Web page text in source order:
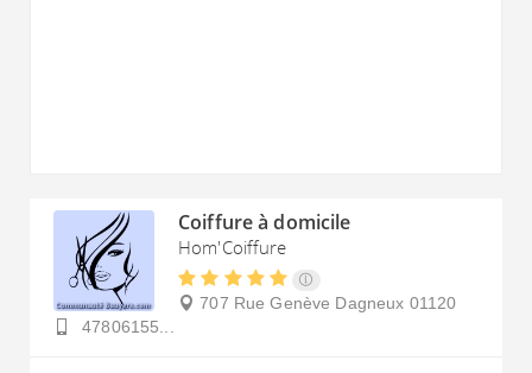
Coiffure à domicile
Hom'Coiffure
707 Rue Genève Dagneux 01120
47806155...